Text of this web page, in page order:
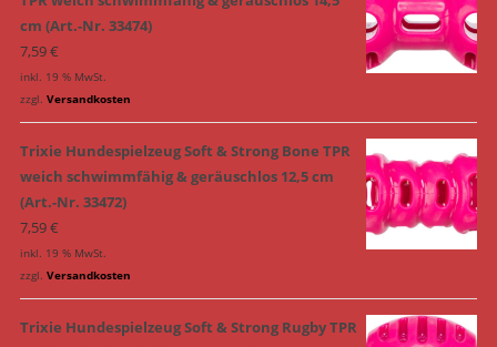
cm (Art.-Nr. 33474)
7,59€
inkl. 19 % MwSt.
zzgl. Versandkosten
Trixie Hundespielzeug Soft & Strong Bone TPR
weich schwimmfähig & geräuschlos 12,5 cm
(Art.-Nr. 33472)
7,59€
inkl. 19 % MwSt.
zzgl. Versandkosten
Trixie Hundespielzeug Soft & Strong Rugby TPR